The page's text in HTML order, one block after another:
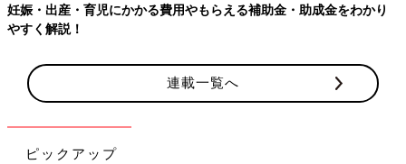
妊娠・出産・育児にかかる費用やもらえる補助金・助成金をわかり
やすく解説！
連載一覧へ
ピックアップ